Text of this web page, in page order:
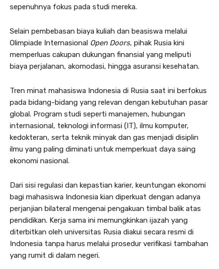
sepenuhnya fokus pada studi mereka.
Selain pembebasan biaya kuliah dan beasiswa melalui
Olimpiade Internasional Open Doors, pihak Rusia kini
memperluas cakupan dukungan finansial yang meliputi
biaya perjalanan, akomodasi, hingga asuransi kesehatan.
Tren minat mahasiswa Indonesia di Rusia saat ini berfokus
pada bidang-bidang yang relevan dengan kebutuhan pasar
global. Program studi seperti manajemen, hubungan
internasional, teknologi informasi (IT), ilmu komputer,
kedokteran, serta teknik minyak dan gas menjadi disiplin
ilmu yang paling diminati untuk memperkuat daya saing
ekonomi nasional.
Dari sisi regulasi dan kepastian karier, keuntungan ekonomi
bagi mahasiswa Indonesia kian diperkuat dengan adanya
perjanjian bilateral mengenai pengakuan timbal balik atas
pendidikan. Kerja sama ini memungkinkan ijazah yang
diterbitkan oleh universitas Rusia diakui secara resmi di
Indonesia tanpa harus melalui prosedur verifikasi tambahan
yang rumit di dalam negeri.